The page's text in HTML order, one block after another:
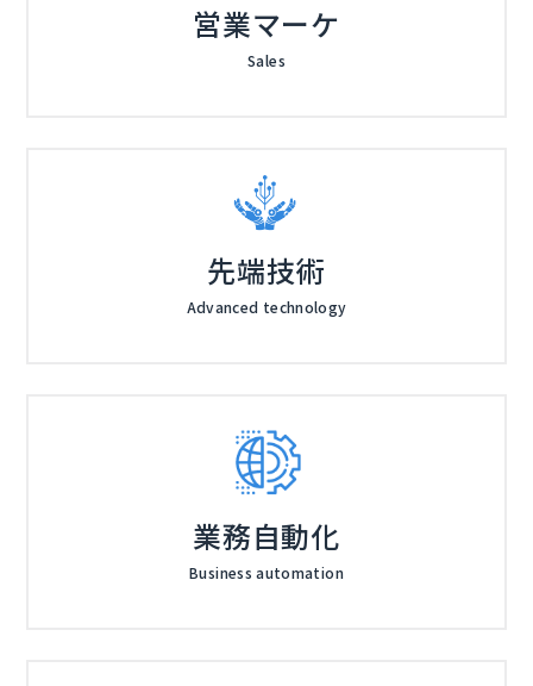
営業マーケ
Sales
先端技術
Advanced technology
業務自動化
Business automation